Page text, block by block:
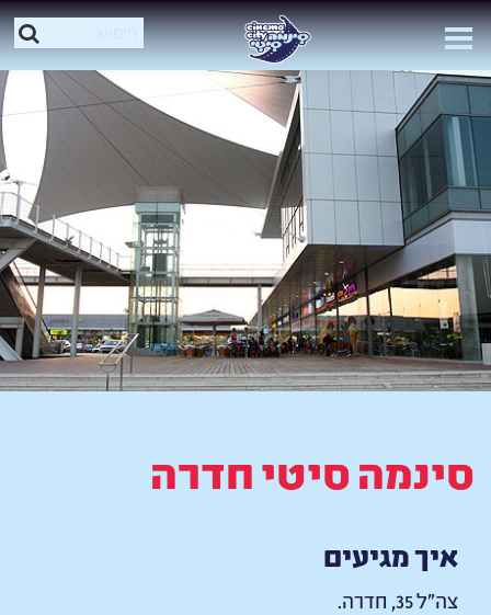
סינמה סיטי חדרה
איך מגיעים
צה"ל 35, חדרה.